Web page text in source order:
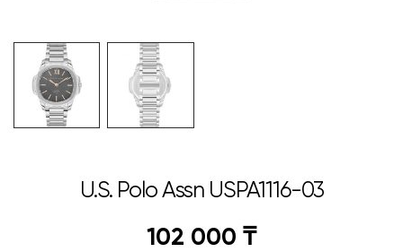
U.S. Polo Assn USPA1116-03
102 000 ₸